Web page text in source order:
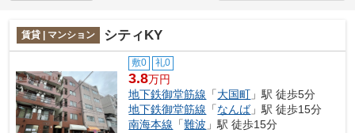
賃貸 | マンション シティKY
敷0 礼0
3.8万円
地下鉄御堂筋線 「大国町 」駅 徒歩5分
地下鉄御堂筋線 「なんば」駅 徒歩15分
南海本線 「難波 」駅 徒歩15分